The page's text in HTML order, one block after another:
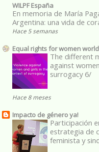
WILPF España
En memoria de María
Argentina: una vida de
Hace 5 semanas
Equal rights for women
The different
against
surrogacy 6/
Hace 8 meses
Impacto de género ya!
Participación
estrategia de
feminista y